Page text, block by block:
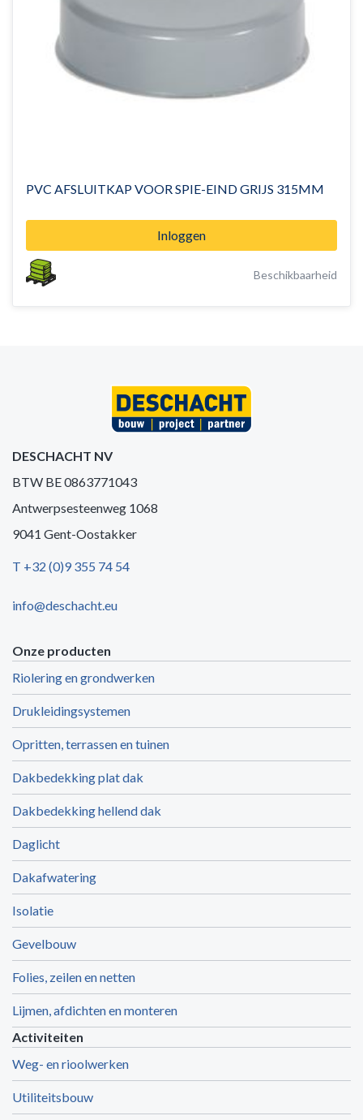
PVC AFSLUITKAP VOOR SPIE-EIND GRIJS 315MM
Inloggen
Beschikbaarheid
DESCHACHT NV
BTW BE 0863771043
Antwerpsesteenweg 1068
9041 Gent-Oostakker
T +32 (0)9 355 74 54
info@deschacht.eu
Onze producten
Riolering en grondwerken
Drukleidingsystemen
Opritten, terrassen en tuinen
Dakbedekking plat dak
Dakbedekking hellend dak
Daglicht
Dakafwatering
Isolatie
Gevelbouw
Folies, zeilen en netten
Lijmen, afdichten en monteren
Activiteiten
Weg- en rioolwerken
Utiliteitsbouw